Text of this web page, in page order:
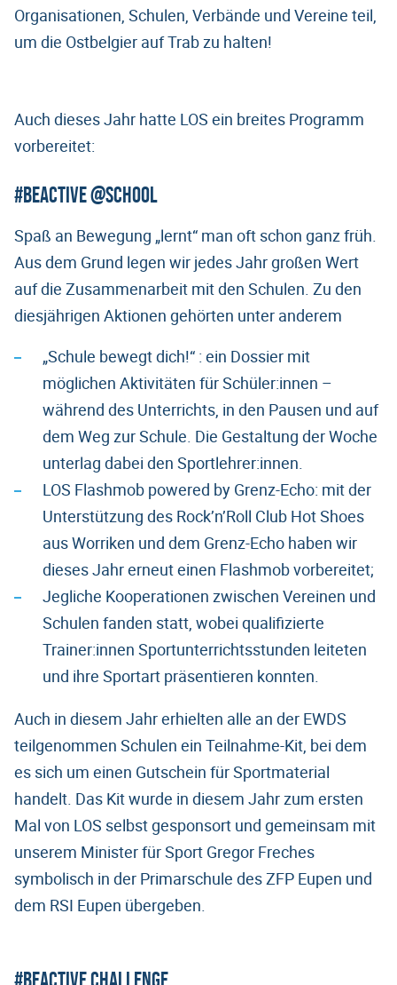
Organisationen, Schulen, Verbände und Vereine teil,
um die Ostbelgier auf Trab zu halten!
Auch dieses Jahr hatte LOS ein breites Programm
vorbereitet:
#BeActive @school
Spaß an Bewegung „lernt“ man oft schon ganz früh.
Aus dem Grund legen wir jedes Jahr großen Wert
auf die Zusammenarbeit mit den Schulen. Zu den
diesjährigen Aktionen gehörten unter anderem
„Schule bewegt dich!“ : ein Dossier mit
möglichen Aktivitäten für Schüler:innen –
während des Unterrichts, in den Pausen und auf
dem Weg zur Schule. Die Gestaltung der Woche
unterlag dabei den Sportlehrer:innen.
LOS Flashmob powered by Grenz-Echo: mit der
Unterstützung des Rock’n’Roll Club Hot Shoes
aus Worriken und dem Grenz-Echo haben wir
dieses Jahr erneut einen Flashmob vorbereitet;
Jegliche Kooperationen zwischen Vereinen und
Schulen fanden statt, wobei qualifizierte
Trainer:innen Sportunterrichtsstunden leiteten
und ihre Sportart präsentieren konnten.
Auch in diesem Jahr erhielten alle an der EWDS
teilgenommen Schulen ein Teilnahme-Kit, bei dem
es sich um einen Gutschein für Sportmaterial
handelt. Das Kit wurde in diesem Jahr zum ersten
Mal von LOS selbst gesponsort und gemeinsam mit
unserem Minister für Sport Gregor Freches
symbolisch in der Primarschule des ZFP Eupen und
dem RSI Eupen übergeben.
#BeActive Challenge